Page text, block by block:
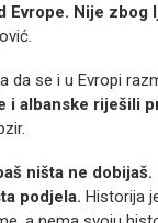
Evrope. Nije
da se i u Evropi
i albanske riješili
ništa ne
podjela. Historija